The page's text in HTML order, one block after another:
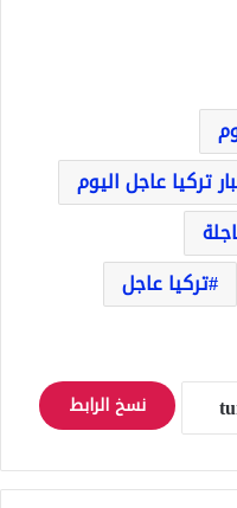
تركيا عاجل اليوم
تركيا عاجل
نسخ الرابط